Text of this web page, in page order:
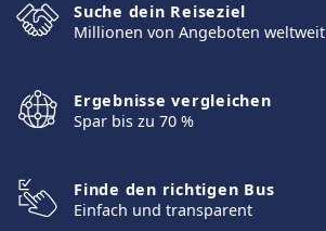
Suche dein Reiseziel
Millionen von Angeboten weltweit
Ergebnisse vergleichen
Spar bis zu 70 %
Finde den richtigen Bus
Einfach und transparent